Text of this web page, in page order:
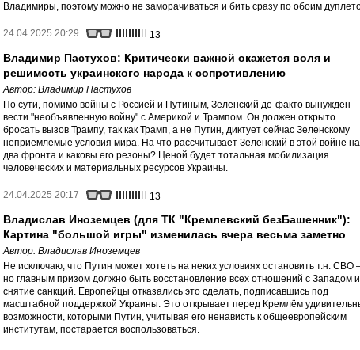
Владимиры, поэтому можно не заморачиваться и бить сразу по обоим
24.04.2025 20:29 13
Владимир Пастухов: Критически важной окажется воля и
решимость украинского народа к сопротивлению
Автор: Владимир Пастухов
По сути, помимо войны с Россией и Путиным, Зеленский де-факто вынужден
вести "необъявленную войну" с Америкой и Трампом. Он должен открыто
бросать вызов Трампу, так как Трамп, а не Путин, диктует сейчас Зеленскому
неприемлемые условия мира. На что рассчитывает Зеленский в этой войне на
два фронта и каковы его резоны? Ценой будет тотальная мобилизация
человеческих и материальных ресурсов Украины.
24.04.2025 20:17 13
Владислав Иноземцев (для ТК "Кремлевский безБашенник"):
Картина "большой игры" изменилась вчера весьма заметно
Автор: Владислав Иноземцев
Не исключаю, что Путин может хотеть на неких условиях остановить т.н. СВО
но главным призом должно быть восстановление всех отношений с Западом и
снятие санкций. Европейцы отказались это сделать, подписавшись под
масштабной поддержкой Украины. Это открывает перед Кремлём
возможности, которыми Путин, учитывая его ненависть к общеевропейским
институтам, постарается воспользоваться.